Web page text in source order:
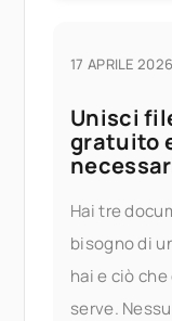
17 APRILE 2026
Unisci
gratuito
Hai tre
bisogno di
hai e ciò
serve.